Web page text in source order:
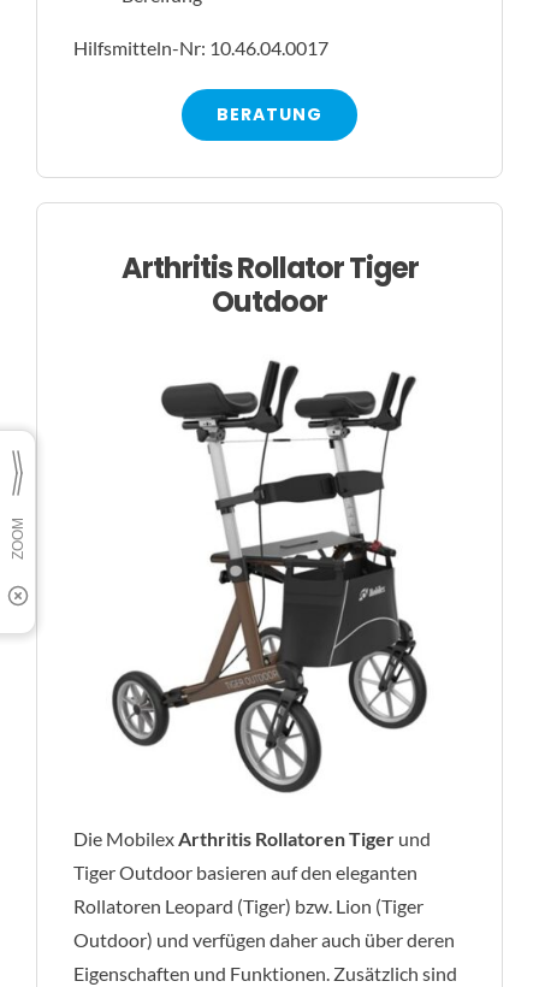
Hilfsmitteln-Nr: 10.46.04.0017
BERATUNG
Arthritis Rollator Tiger
Outdoor
Die MobilexArthritis Rollatoren Tigerund
Tiger Outdoor basieren auf den eleganten
Rollatoren Leopard (Tiger) bzw. Lion (Tiger
Outdoor) und verfügen daher auch über deren
Eigenschaften und Funktionen. Zusätzlich sind